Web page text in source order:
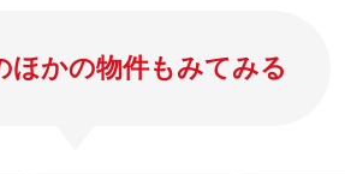
ほかの物件もみてみる